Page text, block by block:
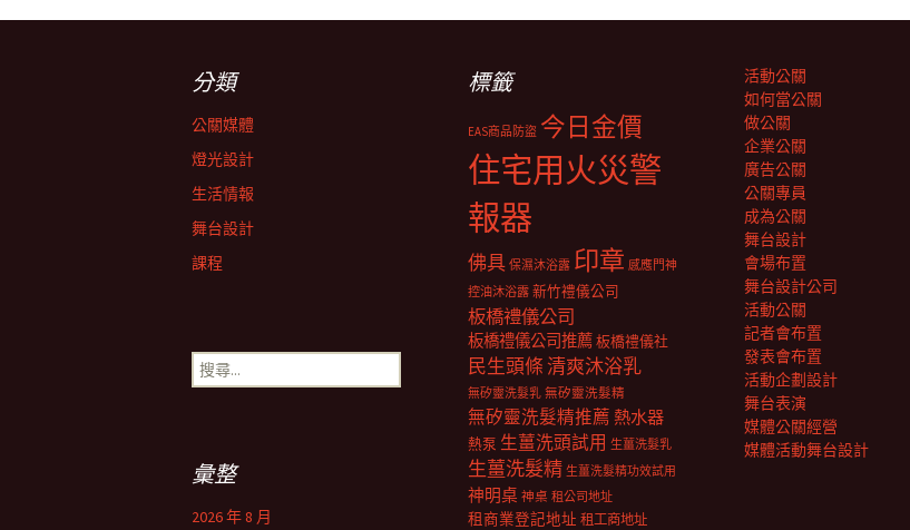
章
分類
公關媒體
燈光設計
生活情報
舞台設計
課程
標籤
EAS商品防盜 今日金價
住宅用火災警
報器
佛具 保濕沐浴露 印章 感應門神
控油沐浴露 新竹禮儀公司
板橋禮儀公司
板橋禮儀公司推薦板橋禮儀社
民生頭條清爽沐浴乳
無矽靈洗髮乳 無矽靈洗髮精
無矽靈洗髮精推薦 熱水器
熱泵 生薑洗頭試用 生薑洗髮乳
生薑洗髮精 生薑洗髮精功效試用
神明桌 神桌 租公司地址
租商業登記地址 租工商地址
活動公關
如何當公關
做公關
企業公關
廣告公關
公關專員
成為公關
舞台設計
會場布置
舞台設計公司
活動公關
記者會布置
發表會布置
活動企劃設計
舞台表演
媒體公關經營
媒體活動舞台設計
搜
尋
彙整
2026 年 8 月